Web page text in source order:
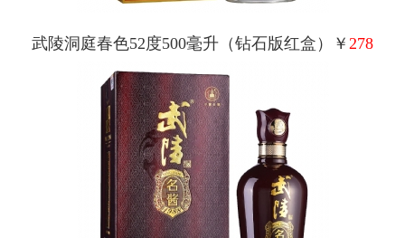
武陵洞庭春色52度500毫升（钻石版红盒）￥ 278